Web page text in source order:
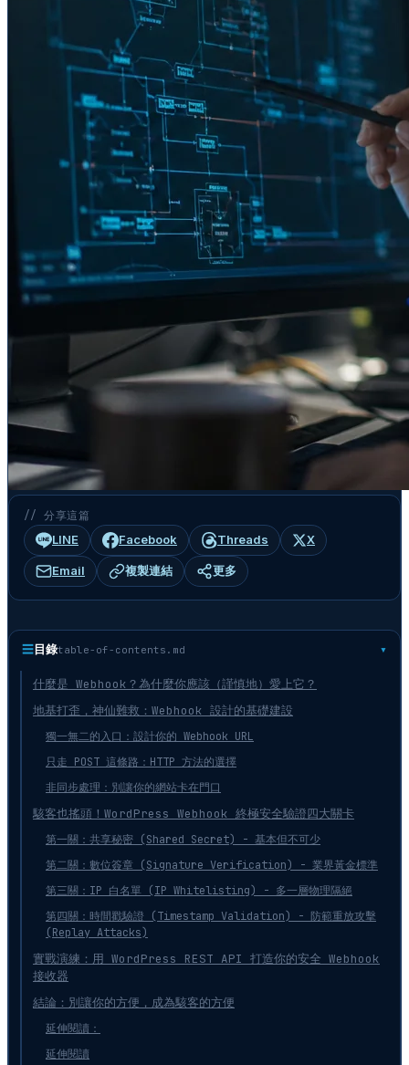
// 分享這篇
LINE Facebook Threads X
Email 複製連結 更多
☰目錄table-of-contents.md
什麼是 Webhook？為什麼你應該（謹慎地）愛上它？
地基打歪，神仙難救：Webhook 設計的基礎建設
獨一無二的入口：設計你的 Webhook URL
只走 POST 這條路：HTTP 方法的選擇
非同步處理：別讓你的網站卡在門口
駭客也搖頭！WordPress Webhook 終極安全驗證四大關卡
第一關：共享秘密 (Shared Secret) - 基本但不可少
第二關：數位簽章 (Signature Verification) - 業界黃金標準
第三關：IP 白名單 (IP Whitelisting) - 多一層物理隔絕
第四關：時間戳驗證 (Timestamp Validation) - 防範重放攻擊
(Replay Attacks)
實戰演練：用 WordPress REST API 打造你的安全 Webhook
接收器
結論：別讓你的方便，成為駭客的方便
延伸閱讀：
延伸閱讀